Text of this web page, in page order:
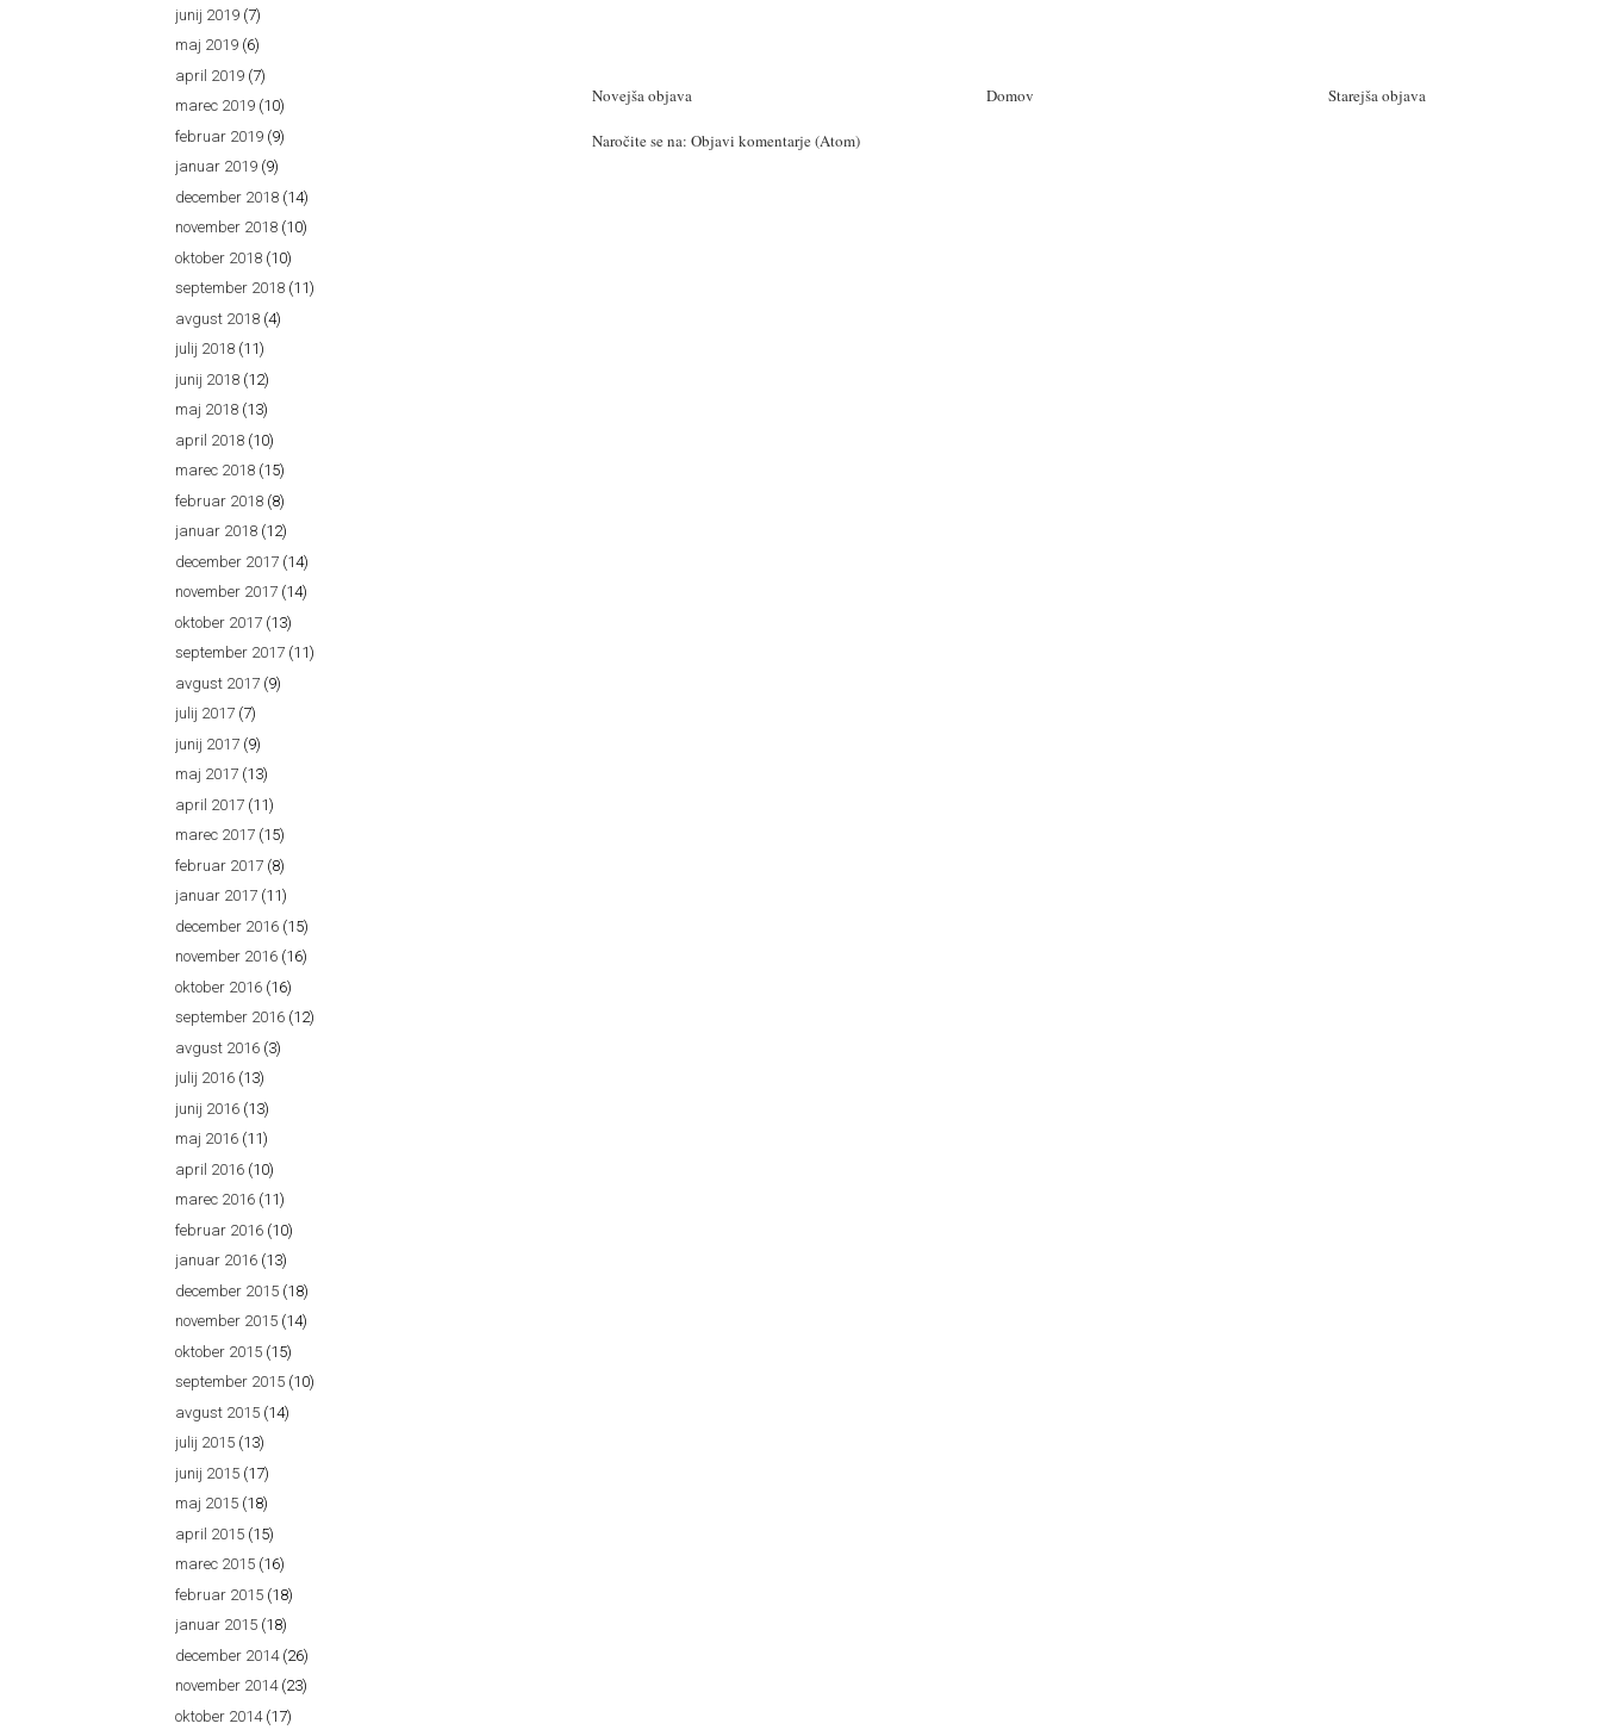
Novejša objava Starejša objava
Domov
Naročite se na: Objavi komentarje (Atom)
junij 2019 (7)
maj 2019 (6)
april 2019 (7)
marec 2019 (10)
februar 2019 (9)
januar 2019 (9)
december 2018 (14)
november 2018 (10)
oktober 2018 (10)
september 2018 (11)
avgust 2018 (4)
julij 2018 (11)
junij 2018 (12)
maj 2018 (13)
april 2018 (10)
marec 2018 (15)
februar 2018 (8)
januar 2018 (12)
december 2017 (14)
november 2017 (14)
oktober 2017 (13)
september 2017 (11)
avgust 2017 (9)
julij 2017 (7)
junij 2017 (9)
maj 2017 (13)
april 2017 (11)
marec 2017 (15)
februar 2017 (8)
januar 2017 (11)
december 2016 (15)
november 2016 (16)
oktober 2016 (16)
september 2016 (12)
avgust 2016 (3)
julij 2016 (13)
junij 2016 (13)
maj 2016 (11)
april 2016 (10)
marec 2016 (11)
februar 2016 (10)
januar 2016 (13)
december 2015 (18)
november 2015 (14)
oktober 2015 (15)
september 2015 (10)
avgust 2015 (14)
julij 2015 (13)
junij 2015 (17)
maj 2015 (18)
april 2015 (15)
marec 2015 (16)
februar 2015 (18)
januar 2015 (18)
december 2014(26)
november 2014(23)
oktober 2014(17)